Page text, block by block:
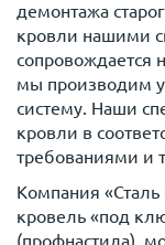
демонтажа
кровли нашими
сопровождается
мы производим
систему. Наши
кровли в
требованиями и
Компания
кровель «под
(профнастила),